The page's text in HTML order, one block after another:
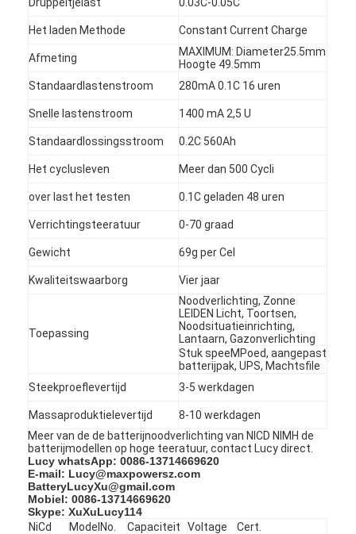
Huis
Producten
Ongeveer ons
Het laden Methode Constant Current Charge
Afmeting
MAXIMUM: Diameter25.5mm
Hoogte 49.5mm
Standaardlastenstroom
280mA 0.1C 16 uren
Snelle lastenstroom 1400 mA 2,5 U
Standaardlossingsstroom 0.2C 560Ah
Het cyclusleven Meer dan 500 Cycli
over last het testen 0.1C geladen 48 uren
Verrichtingsteeratuur 0-70 graad
Gewicht 69g per Cel
Kwaliteitswaarborg Vier jaar
Toepassing
Noodverlichting, Zonne
LEIDEN Licht, Toortsen,
Noodsituatieinrichting,
Lantaarn, Gazonverlichting
Stuk speeMPoed, aangepast
batterijpak, UPS, Machtsfile
Steekproeflevertijd
3-5 werkdagen
Massaproduktielevertijd
8-10 werkdagen
Meer van de de batterijnoodverlichting van NICD NIMH de
batterijmodellen op hoge teeratuur, contact Lucy direct.
Lucy whatsApp: 0086-13714669620
E-mail: Lucy@maxpowersz.com
BatteryLucyXu@gmail.com
Mobiel: 0086-13714669620
Skype: XuXuLucy114
NiCd
ModelNo. Capaciteit Voltage Cert.